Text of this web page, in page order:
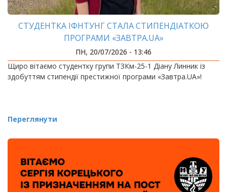
СТУДЕНТКА ІФНТУНГ СТАЛА СТИПЕНДІАТКОЮ
ПРОГРАМИ «ЗАВТРА.UA»
ПН, 20/07/2026 - 13:46
Щиро вітаємо студентку групи ТЗКм-25-1 Діану Линник із
здобуттям стипендії престижної програми «Завтра.UA»!
Переглянути